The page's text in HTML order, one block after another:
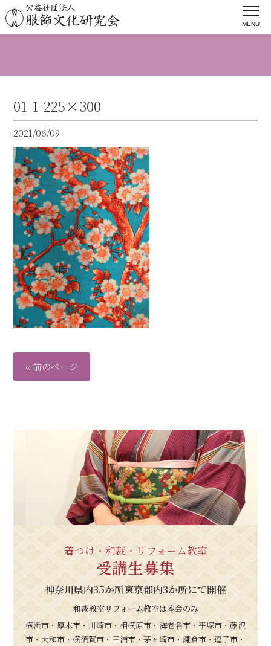
MENU
01-1-225×300
2021/06/09
« 前のページ
着つけ・和裁・リフォーム教室
受講生募集
神奈川県内35か所東京都内3か所にて開催
和裁教室リフォーム教室は本会のみ
横浜市・厚木市・川崎市・相模原市・海老名市・平塚市・藤沢
市・大和市・横須賀市・三浦市・茅ヶ崎市・鎌倉市・逗子市・